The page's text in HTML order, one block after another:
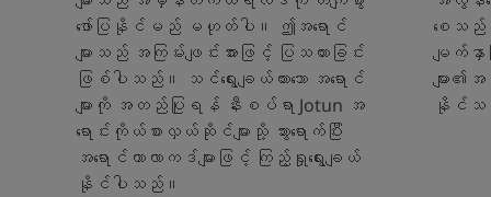
ဖော်ပြနိုင်မည် မဟုတ်ပါ။ ဤအရောင်
များသည် အကြမ်းဖျင်းအားဖြင့် ပြသထားခြင်း
ဖြစ်ပါသည်။ သင်ရွေးချယ်ထားသော အရောင်
များကို အတည်ပြုရန် နီးစပ်ရာ Jotun အ
ရောင်းကိုယ်စားလှယ်ဆိုင်များသို့ သွားရောက်ပြီး
အရောင်ကာလာကဒ်များဖြင့် ကြည့်ရှုရွေးချယ်
နိုင်ပါသည်။
စေသည်
မျက်နှ
များ
နိုင်သ